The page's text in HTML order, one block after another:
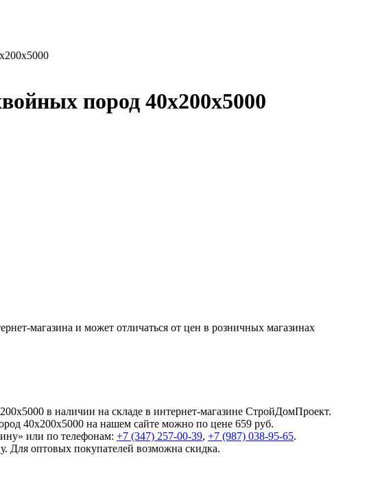
пород 40х200х5000
магазина и может отличаться от цен в розничных магазинах
в наличии на складе в интернет-магазине СтройДомПроект.
40х200х5000 на нашем сайте можно по цене 659 руб.
или по телефонам: +7 (347) 257-00-39, +7 (987) 038-95-65.
Для оптовых покупателей возможна скидка.